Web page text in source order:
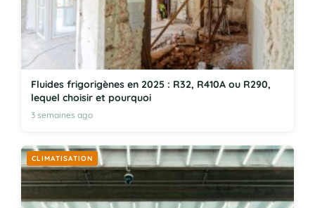
Fluides frigorigènes en 2025 : R32, R410A ou R290,
lequel choisir et pourquoi
3 semaines ago
CLIMATISATION